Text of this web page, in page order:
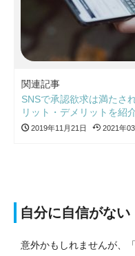
関連記事
SNSで承認欲求は満たさ
リット・デメリットを紹
2019年11月21日 2021年
自分に自信がない
意外かもしれませんが、